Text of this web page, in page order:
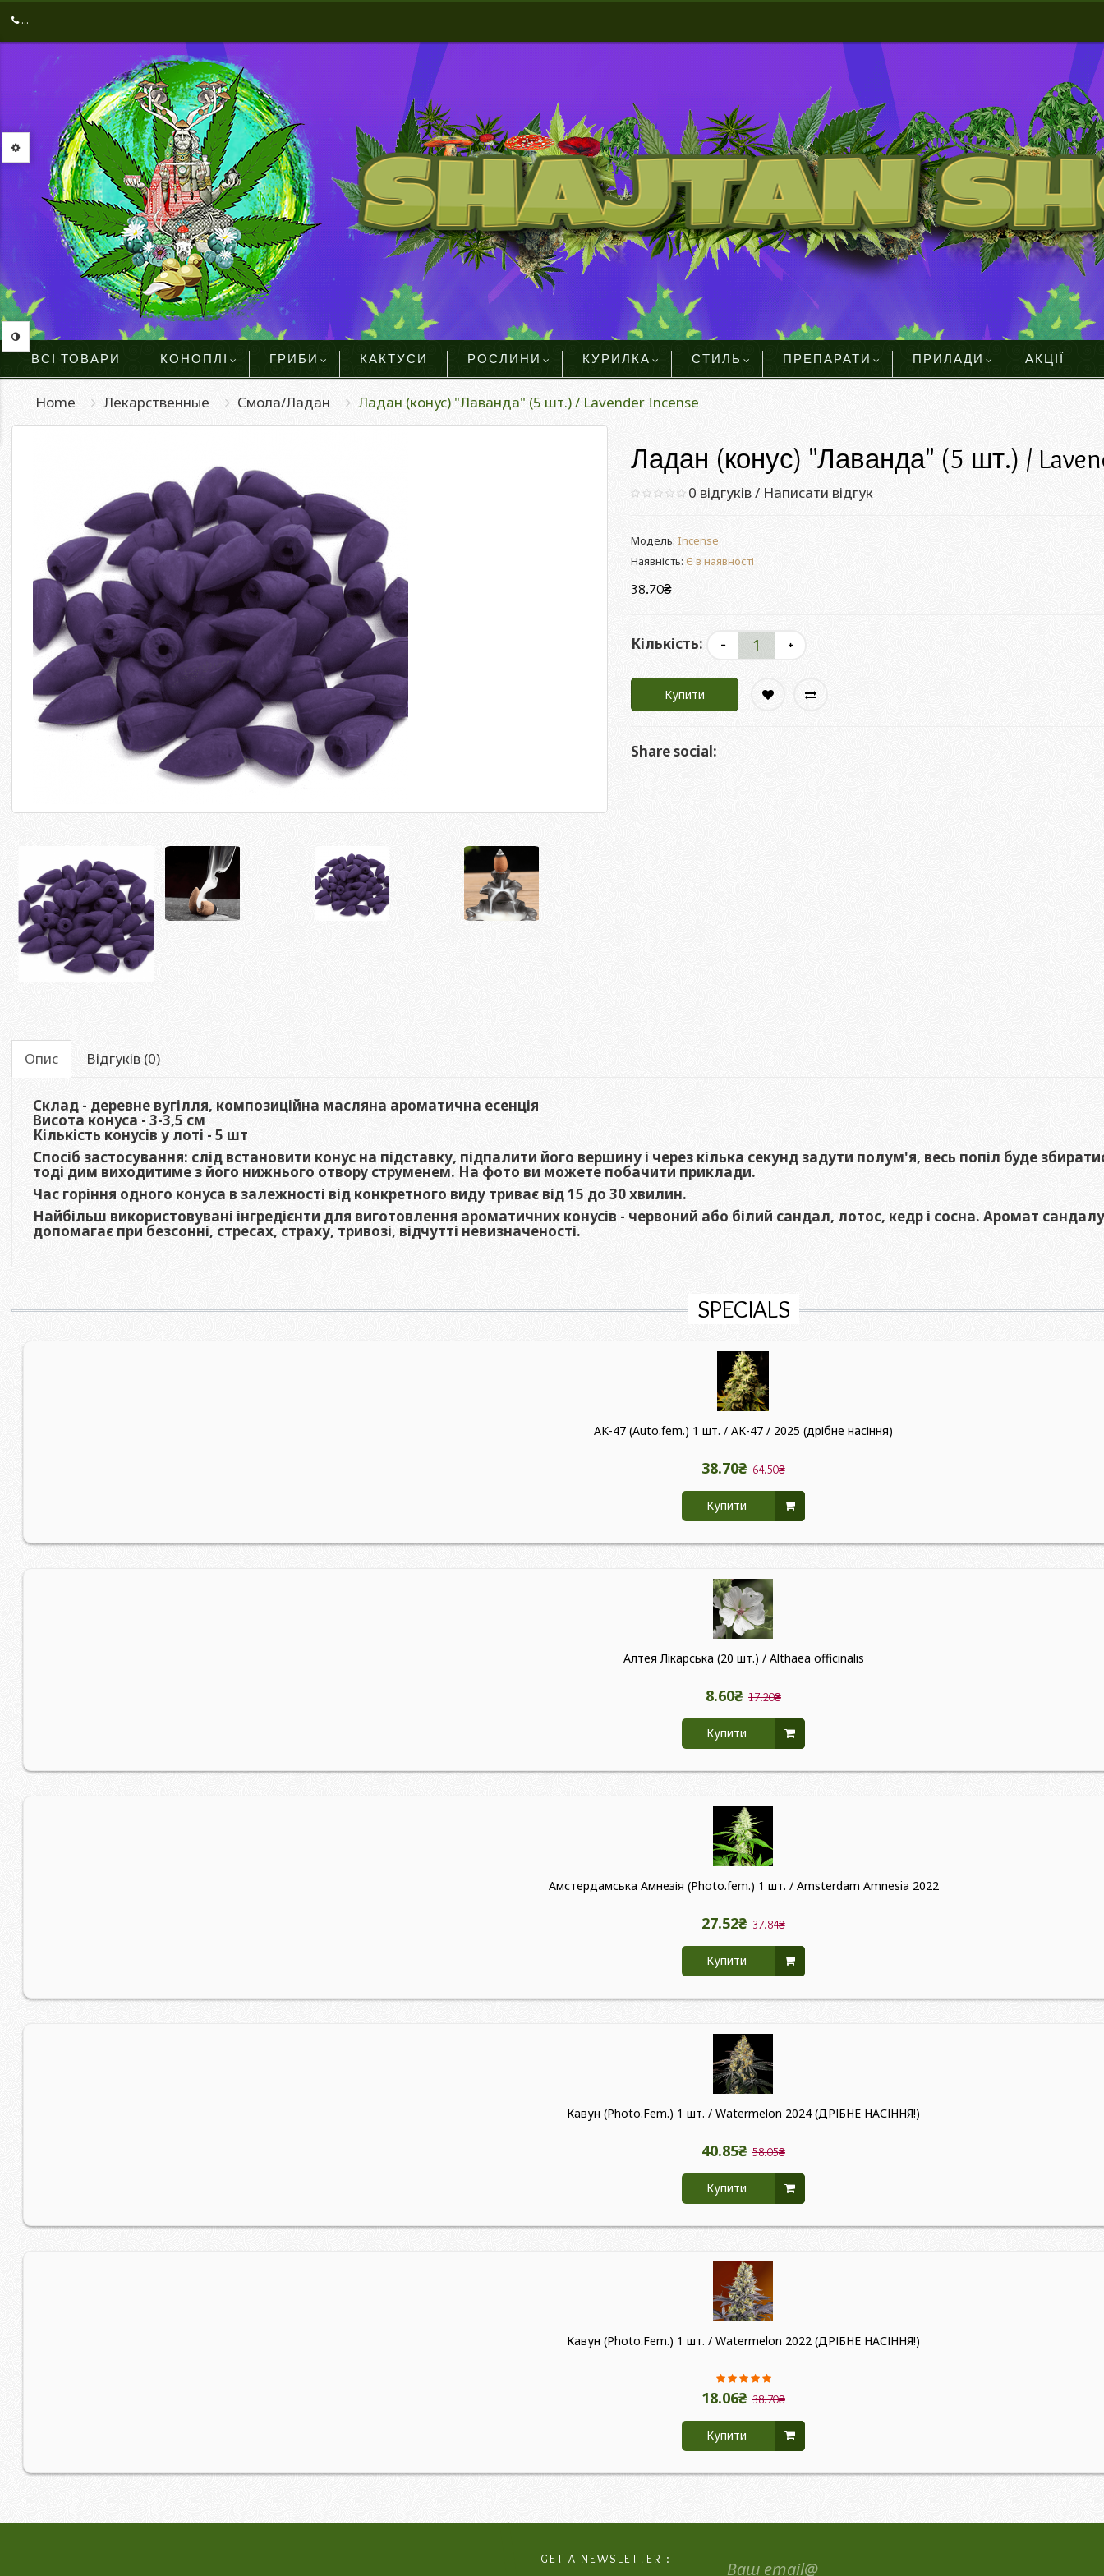
...
ВСІ ТОВАРИ КОНОПЛІ ГРИБИ КАКТУСИ РОСЛИНИ КУРИЛКА СТИЛЬ ПРЕПАРАТИ ПРИЛАДИ АКЦІЇ
Home Лекарственные Смола/Ладан Ладан (конус) "Лаванда" (5 шт.) / Lavender Incense
Ладан (конус) "Лаванда" (5 шт.) /
0 відгуків/ Написати відгук
Модель:Incense
Наявність: Є в наявності
38.70₴
Кількість:
Купити
Share social:
Опис Відгуків (0)
Склад - деревне вугілля, композиційна масляна ароматична есенція
Висота конуса - 3-3,5 см
Кількість конусів у лоті - 5 шт
Спосіб застосування: слід встановити конус на підставку, підпалити його вершину і через кілька секунд задути полум'я, весь попіл буде
тоді дим виходитиме з його нижнього отвору струменем. На фото ви можете побачити приклади.
Час горіння одного конуса в залежності від конкретного виду триває від 15 до 30 хвилин.
Найбільш використовувані інгредієнти для виготовлення ароматичних конусів - червоний або білий сандал, лотос, кедр і сосна. Аромат
допомагає при безсонні, стресах, страху, тривозі, відчутті невизначеності.
SPECIALS
AK-47 (Auto.fem.) 1 шт. / АК-47 / 2025 (дрібне насіння)
38.70₴ 64.50₴
Купити
Алтея Лікарська (20 шт.) / Althaea officinalis
8.60₴ 17.20₴
Купити
Амстердамська Амнезія (Photo.fem.) 1 шт. / Amsterdam Amnesia 2022
27.52₴ 37.84₴
Купити
Кавун (Photo.Fem.) 1 шт. / Watermelon 2024 (ДРІБНЕ НАСІННЯ!)
40.85₴ 58.05₴
Купити
Кавун (Photo.Fem.) 1 шт. / Watermelon 2022 (ДРІБНЕ НАСІННЯ!)
18.06₴ 38.70₴
Купити
GET A NEWSLETTER :